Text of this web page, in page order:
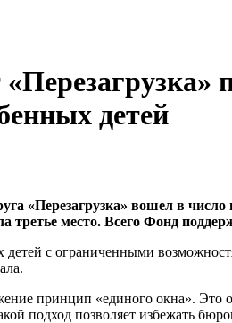
детей
«Перезагрузка» вошел в
третье место. Всего Фонд
с ограниченными
принцип «единого окна». Это
подход позволяет избежать